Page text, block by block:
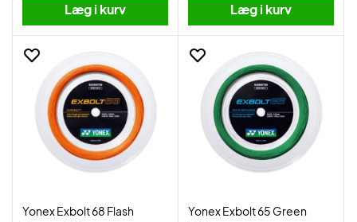
Læg i kurv Læg i kurv
Yonex Exbolt 68 Flash
Yonex Exbolt 65 Green